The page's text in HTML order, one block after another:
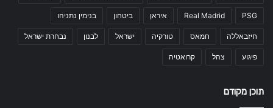
PSG
Real Madrid איראן ביטחון בנימין נתניהו
חיזבאללה חמאס טורקיה ישראל לבנון נבחרת ישראל
פיגוע צהל קרואטיה
תוכן מקודם